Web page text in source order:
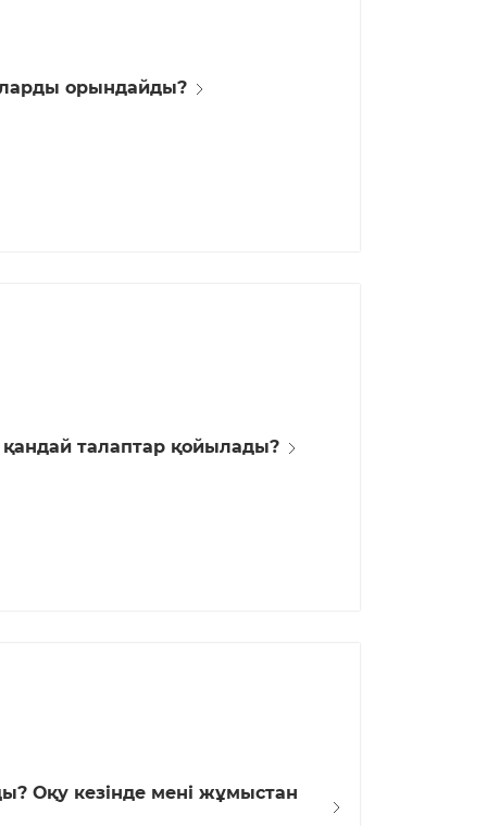
орындайды?
талаптар қойылады?
Оқу кезінде мені жұмыстан